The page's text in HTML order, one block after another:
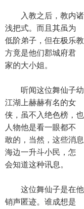
入教之后，教内诸
浅把式。而且其虽为
低阶弟子，但在极乐
方竟是他们郡城府君
家的大小姐。
听闻这位舞仙子幼
江湖上赫赫有名的女
侠，虽不入绝色榜，
人物他是看一眼都不
敢的，当然，这些消
海边一升斗小民，怎
会知道这种讯息。
这位舞仙子是在他
销声匿迹。谁成想是